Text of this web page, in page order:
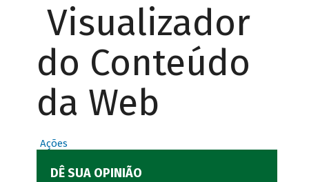
Visualizador
do Conteúdo
da Web
Ações
DÊ SUA OPINIÃO